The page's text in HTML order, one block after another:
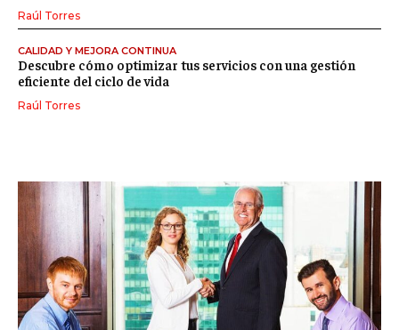
Raúl Torres
CALIDAD Y MEJORA CONTINUA
Descubre cómo optimizar tus servicios con una gestión
eficiente del ciclo de vida
Raúl Torres